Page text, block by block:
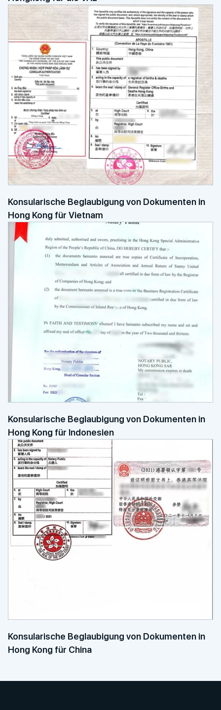
Konsularische Beglaubigung von Dokumenten in
Hong Kong für Vietnam
Konsularische Beglaubigung von Dokumenten in
Hong Kong für Indonesien
Konsularische Beglaubigung von Dokumenten in
Hong Kong für China